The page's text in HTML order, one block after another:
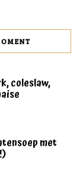
coleslaw,
met